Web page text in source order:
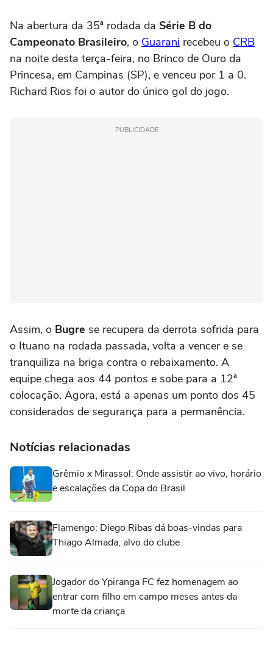
Na abertura da 35ª rodada da Série B do
Campeonato Brasileiro, o Guarani recebeu o CRB
na noite desta terça-feira, no Brinco de Ouro da
Princesa, em Campinas (SP), e venceu por 1 a 0.
Richard Rios foi o autor do único gol do jogo.
PUBLICIDADE
Assim, o Bugre se recupera da derrota sofrida para
o Ituano na rodada passada, volta a vencer e se
tranquiliza na briga contra o rebaixamento. A
equipe chega aos 44 pontos e sobe para a 12ª
colocação. Agora, está a apenas um ponto dos 45
considerados de segurança para a permanência.
Notícias relacionadas
Grêmio x Mirassol: Onde assistir ao vivo, horário
e escalações da Copa do Brasil
Flamengo: Diego Ribas dá boas-vindas para
Thiago Almada, alvo do clube
Jogador do Ypiranga FC fez homenagem ao
entrar com filho em campo meses antes da
morte da criança